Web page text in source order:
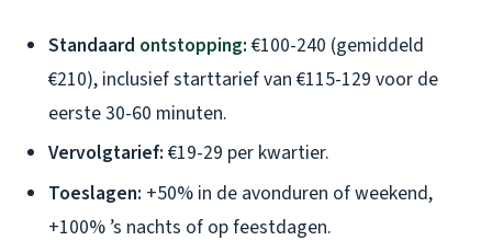
Standaard ontstopping: €100-240 (gemiddeld
€210), inclusief starttarief van €115-129 voor de
eerste 30-60 minuten.
Vervolgtarief: €19-29 per kwartier.
Toeslagen: +50% in de avonduren of weekend,
+100% ’s nachts of op feestdagen.